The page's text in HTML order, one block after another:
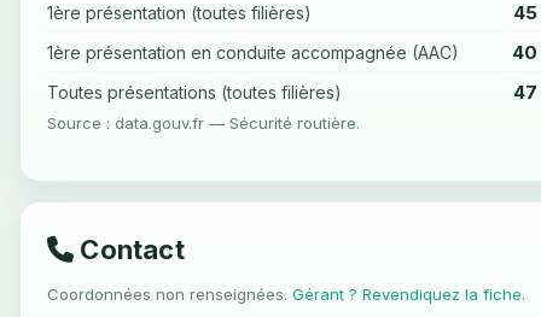
1ère présentation (toutes filières) 45
1ère présentation en conduite accompagnée (AAC) 40
Toutes présentations (toutes filières) 47
Source : data.gouv.fr — Sécurité routière.
Contact
Coordonnées non renseignées. Gérant ? Revendiquez la fiche.